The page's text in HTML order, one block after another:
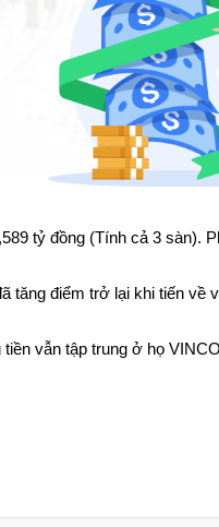
tỷ đồng (Tính cả 3 sàn).
tăng điểm trở lại khi tiến
tiền vẫn tập trung ở họ